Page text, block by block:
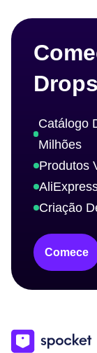
Catálogo
Milhões
Produtos
Criação
Comece